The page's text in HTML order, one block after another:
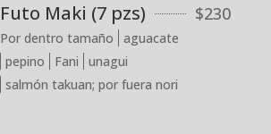
Futo Maki (7 pzs) $230
Por dentro tamaño
aguacate
pepino
Fani
unagui
salmón takuan; por fuera nori